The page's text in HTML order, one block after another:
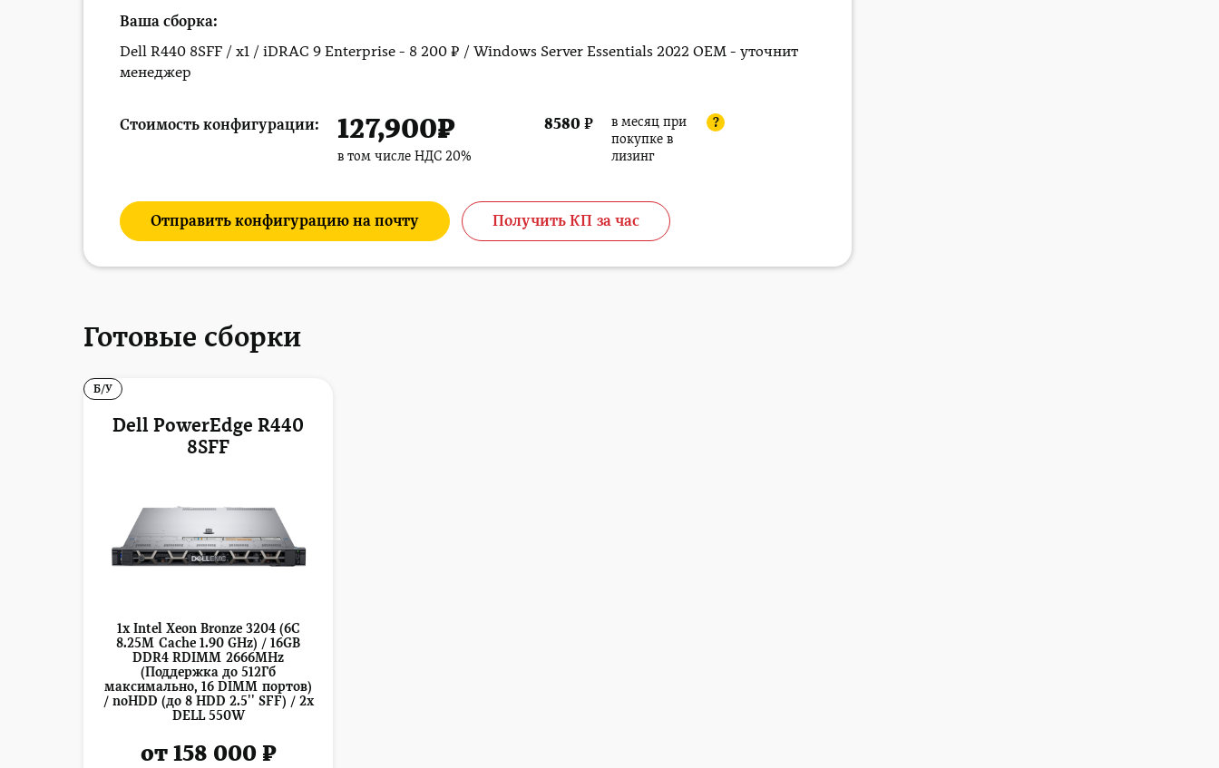
Ваша сборка:
Dell R440 8SFF / x1 / iDRAC 9 Enterprise - 8 200 ₽ / Windows Server Essentials 2022 OEM - уточнит
менеджер
Стоимость конфигурации: 127,900₽
в том числе НДС 20%
8580 ₽
в месяц при
покупке в
лизинг
?
Отправить конфигурацию на почту Получить КП за час
Готовые сборки
Dell PowerEdge R440
8SFF
1x Intel Xeon Bronze 3204 (6C
8.25M Cache 1.90 GHz) / 16GB
DDR4 RDIMM 2666MHz
(Поддержка до 512Гб
максимально, 16 DIMM портов)
/ noHDD (до 8 HDD 2.5'' SFF) / 2x
DELL 550W
от 158 000 ₽
Б/У